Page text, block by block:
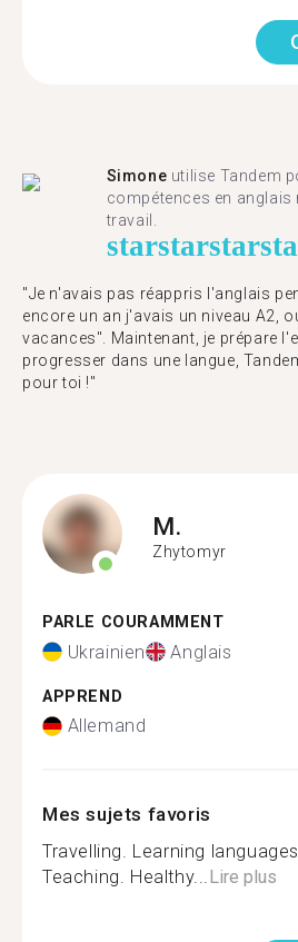
Simone utilise Tandem
compétences en
travail.
starstarstar
"Je n'avais pas réappris l'anglais
encore un an j'avais un niveau A2,
vacances". Maintenant, je prépare
progresser dans une langue,
pour toi !"
M.
Zhytomyr
PARLE COURAMMENT
Ukrainien Anglais
APPREND
Allemand
Mes sujets favoris
Travelling. Learning
Teaching. Healthy...Lire plus